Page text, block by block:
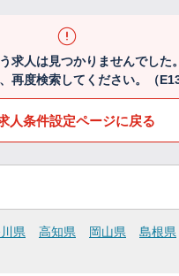
求人は見つかりませんでした。
再度検索してください。（
人条件設定ページに戻る
県 高知県 岡山県 島根県